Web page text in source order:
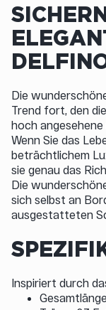
Die
Trend fort, den
hoch
Wenn Sie das
beträchtlichem
sie genau das
Die
sich selbst an
ausgestatteten
Inspiriert durch